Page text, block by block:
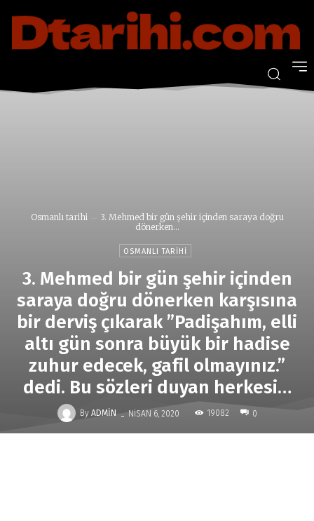
Osmanlı tarihi
3. Mehmed bir gün şehir içinden saraya doğru
dönerken...
OSMANLI TARIHI
3. Mehmed bir gün şehir içinden
saraya doğru dönerken karşısına
bir derviş çıkarak ”Padişahım, elli
altı gün sonra büyük bir hadise
zuhur edecek, gafil olmayınız.”
dedi. Bu sözleri duyan herkesi…
By ADMIN - NISAN 6, 2020 19082 0